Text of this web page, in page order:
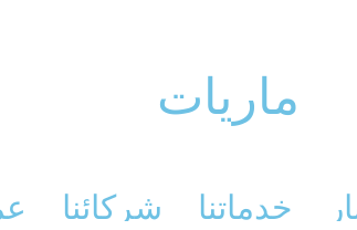
ماريات
شركائنا خدماتنا